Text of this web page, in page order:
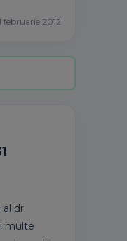
februarie 2012
dr.
multe